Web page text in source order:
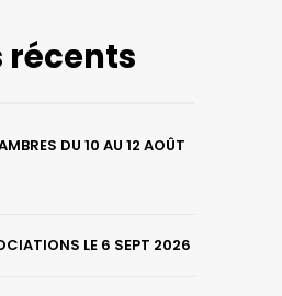
récents
DU 10 AU 12 AOÛT
LE 6 SEPT 2026